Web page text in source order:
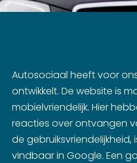
Autosociaal heeft voor
ontwikkelt. De website is
mobielvriendelijk. Hier
reacties over ontvangen
de
vindbaar in Google. Een